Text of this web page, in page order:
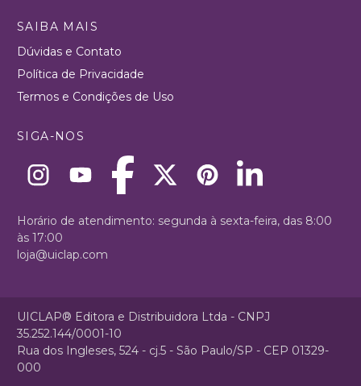
SAIBA MAIS
Dúvidas e Contato
Política de Privacidade
Termos e Condições de Uso
SIGA-NOS
Horário de atendimento: segunda à sexta-feira, das 8:00
às 17:00
loja@uiclap.com
UICLAP® Editora e Distribuidora Ltda - CNPJ
35.252.144/0001-10
Rua dos Ingleses, 524 - cj.5 - São Paulo/SP - CEP 01329-
000